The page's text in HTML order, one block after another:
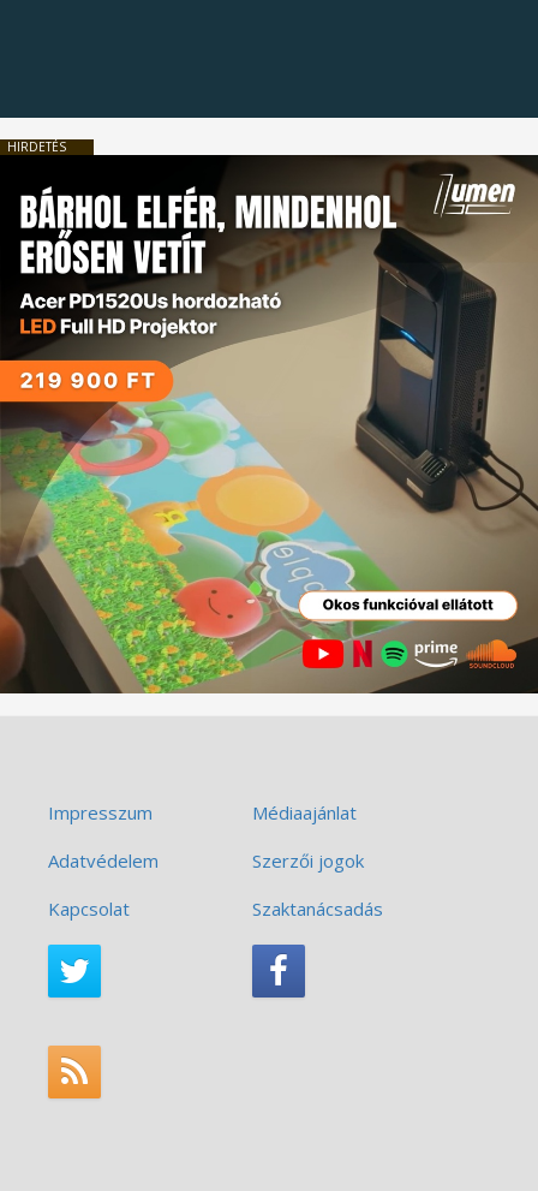
HIRDETÉS
Impresszum
Médiaajánlat
Adatvédelem
Szerzői jogok
Kapcsolat
Szaktanácsadás